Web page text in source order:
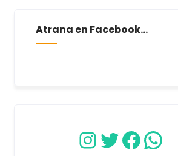
Atrana en Facebook...
Instagram
Twitter